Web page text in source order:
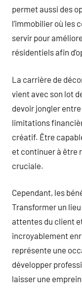
permet aussi des
l’immobilier où les
servir pour
résidentiels afin
La carrière de
vient avec son lot
devoir jongler
limitations
créatif. Être
et continuer à être
cruciale.
Cependant, les
Transformer un
attentes du client
incroyablement
représente une
développer
laisser une